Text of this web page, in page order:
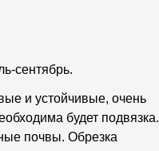
сентябрь.
и устойчивые, очень
будет подвязка.
почвы. Обрезка